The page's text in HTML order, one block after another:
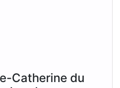
Catherine du